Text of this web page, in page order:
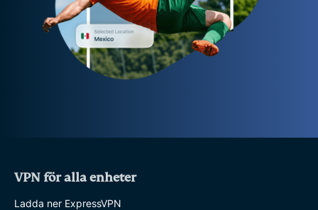
VPN för alla enheter
Ladda ner ExpressVPN